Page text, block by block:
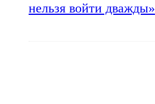
нельзя войти дважды»